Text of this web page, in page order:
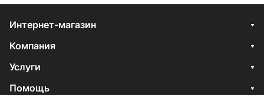
Интернет-магазин
Компания
Услуги
Помощь